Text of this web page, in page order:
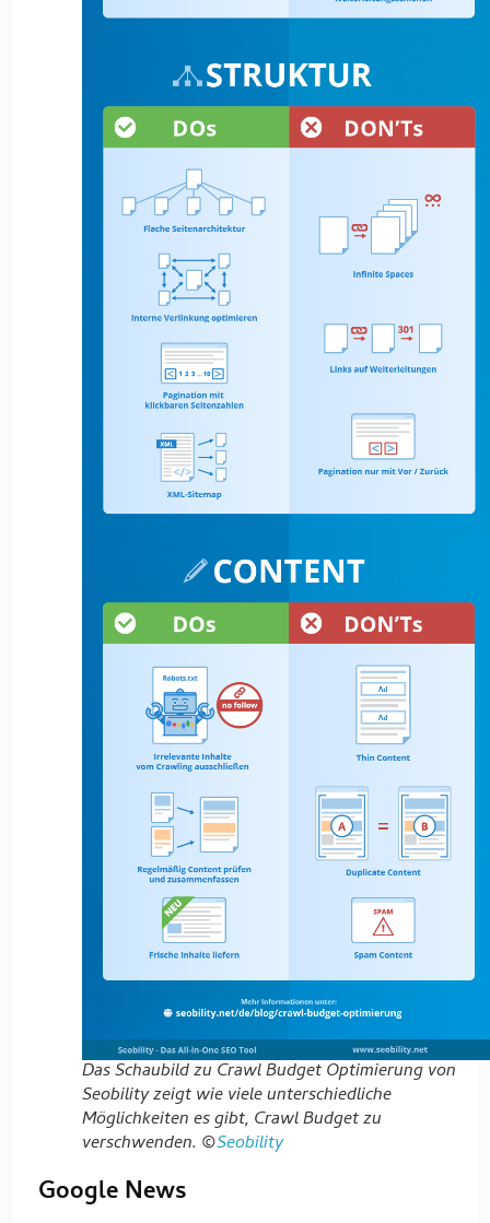
Das Schaubild zu Crawl Budget Optimierung von
Seobility zeigt wie viele unterschiedliche
Möglichkeiten es gibt, Crawl Budget zu
verschwenden. ©Seobility
Google News